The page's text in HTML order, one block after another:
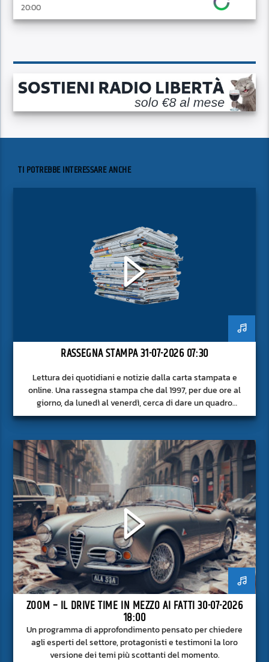
20:00
TI POTREBBE INTERESSARE ANCHE
RASSEGNA STAMPA 31-07-2026 07:30
Lettura dei quotidiani e notizie dalla carta stampata e
online. Una rassegna stampa che dal 1997, per due ore al
giorno, da lunedì al venerdì, cerca di dare un quadro
approfondito delle notizie del giorno, senza fermarsi alla
ZOOM – IL DRIVE TIME IN MEZZO AI FATTI 30-07-2026
18:00
Un programma di approfondimento pensato per chiedere
agli esperti del settore, protagonisti e testimoni la loro
versione dei temi più scottanti del momento.